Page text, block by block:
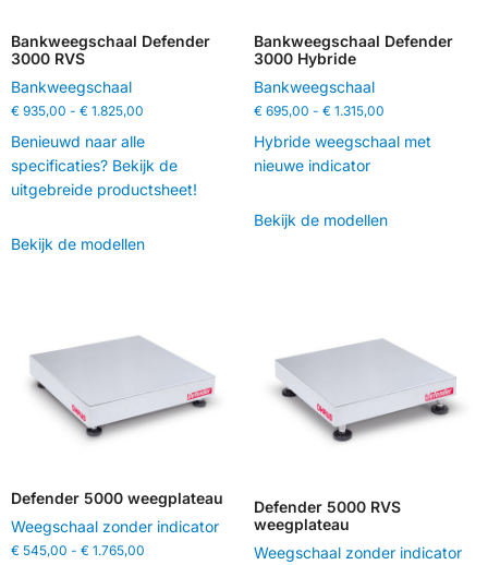
Bankweegschaal Defender
3000 RVS
Bankweegschaal
€ 935,00 - € 1.825,00
Benieuwd naar alle
specificaties? Bekijk de
uitgebreide productsheet!
Bekijk de modellen
Bankweegschaal Defender
3000 Hybride
Bankweegschaal
€695,00 - €1.315,00
Hybride weegschaal met
nieuwe indicator
Bekijk de modellen
Defender 5000 weegplateau
Weegschaal zonder indicator
€ 545,00 - € 1.765,00
Defender 5000 RVS
weegplateau
Weegschaal zonder indicator